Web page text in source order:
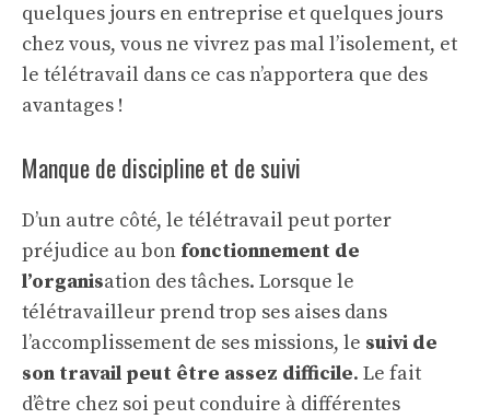
quelques jours en entreprise et quelques jours
chez vous, vous ne vivrez pas mal l’isolement, et
le télétravail dans ce cas n’apportera que des
avantages !
Manque de discipline et de suivi
D’un autre côté, le télétravail peut porter
préjudice au bon fonctionnement de
l’organisation des tâches. Lorsque le
télétravailleur prend trop ses aises dans
l’accomplissement de ses missions, le suivi de
son travail peut être assez difficile. Le fait
d’être chez soi peut conduire à différentes